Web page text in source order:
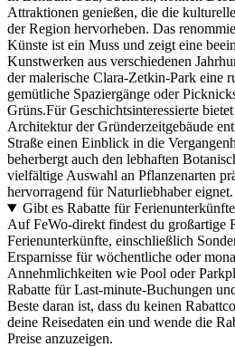
Attraktionen genießen, die die
der Region hervorheben. Das
Künste ist ein Muss und zeigt eine
Kunstwerken aus verschiedenen
der malerische Clara-Zetkin-Park eine
gemütliche Spaziergänge oder
Grüns.Für Geschichtsinteressierte
Architektur der Gründerzeitgebäude
Straße einen Einblick in die
beherbergt auch den lebhaften
vielfältige Auswahl an Pflanzenarten
hervorragend für Naturliebhaber eignet.
Gibt es Rabatte für
Auf FeWo-direkt findest du großartige
Ferienunterkünfte, einschließlich
Ersparnisse für wöchentliche oder
Annehmlichkeiten wie Pool oder
Rabatte für Last-minute-Buchungen
Beste daran ist, dass du keinen
deine Reisedaten ein und wende die
Preise anzuzeigen.